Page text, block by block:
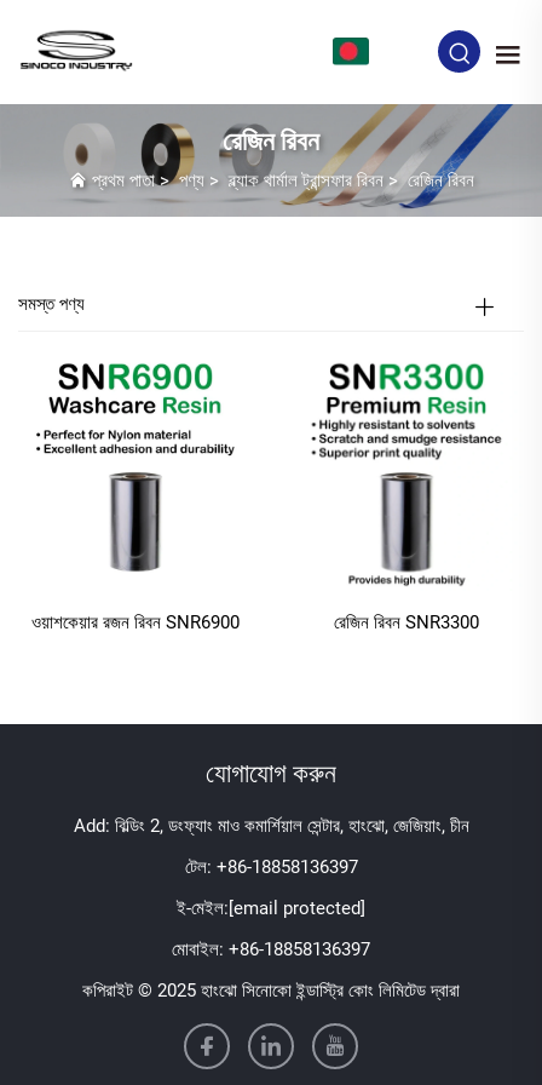
রেজিন রিবন
প্রথম পাতা>পণ্য> ব্ল্যাক থার্মাল ট্রান্সফার রিবন>রেজিন রিবন
সমস্ত পণ্য
ওয়াশকেয়ার রজন রিবন SNR6900 রেজিন রিবন SNR3300
যোগাযোগ করুন
Add: বিল্ডিং 2, ডংফ্যাং মাও কমার্শিয়াল সেন্টার, হাংঝো, জেজিয়াং, চীন
টেল: +86-18858136397
ই-মেইল:[email protected]
মোবাইল: +86-18858136397
কপিরাইট © 2025 হাংঝো সিনোকো ইন্ডাস্ট্রি কোং লিমিটেড দ্বারা